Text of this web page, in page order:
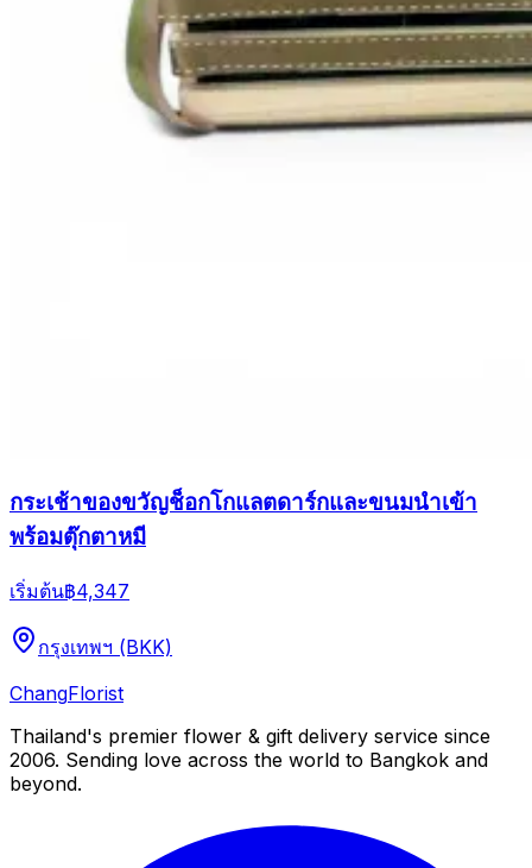
กระเช้าของขวัญช็อกโกแลตดาร์กและขนมนำเข้า
พร้อมตุ๊กตาหมี
เริ่มต้น฿4,347
กรุงเทพฯ (BKK)
ChangFlorist
Thailand's premier flower & gift delivery service since
2006. Sending love across the world to Bangkok and
beyond.